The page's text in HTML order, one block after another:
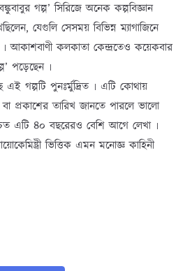
গল্প’ সিরিজে অনেক কল্পবিজ্ঞান
যেগুলি সেসময় বিভিন্ন ম্যাগাজিনে
৷ আকাশবাণী কলকাতা কেন্দ্রতেও কয়েকবার
পড়েছেন ৷
এই গল্পটি পুনঃর্মুদ্রিত ৷ এটি কোথায়
প্রকাশের তারিখ জানতে পারলে ভালো
এটি ৪০ বছরেরও বেশি আগে লেখা ৷
ভিত্তিক এমন মনোজ্ঞ কাহিনী